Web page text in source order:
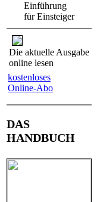
Einführung
für Einsteiger
Die aktuelle Ausgabe
online lesen
kostenloses
Online-Abo
DAS
HANDBUCH